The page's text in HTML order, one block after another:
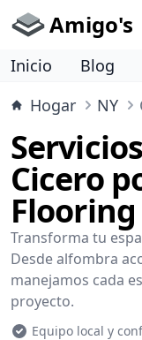
Amigo's
Inicio Blog
Hogar
NY
Cicero
Flooring
Transforma tu
Desde alfombra
manejamos cada
proyecto.
Equipo local y